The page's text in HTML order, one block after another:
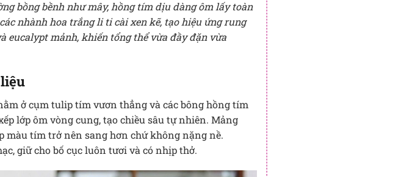
bồng bềnh như mây, hồng tím dịu dàng ôm lấy toàn
nhành hoa trắng li ti cài xen kẽ, tạo hiệu ứng rung
eucalypt mảnh, khiến tổng thể vừa đầy đặn vừa
ở cụm tulip tím vươn thẳng và các bông hồng tím
lớp ôm vòng cung, tạo chiều sâu tự nhiên. Mảng
màu tím trở nên sang hơn chứ không nặng nề.
giữ cho bố cục luôn tươi và có nhịp thở.